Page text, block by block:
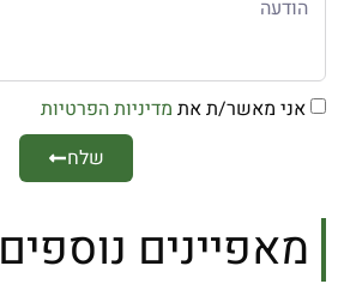
אני מאשר/ת את מדיניות הפרטיות
שלח
מאפיינים נוספים